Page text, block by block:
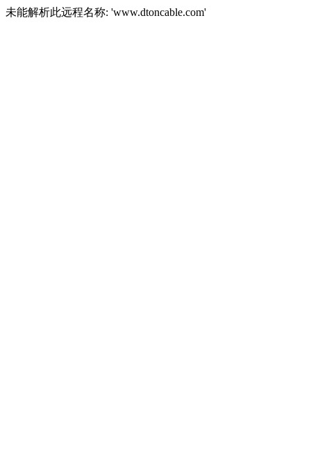
未能解析此远程名称: 'www.dtoncable.com'